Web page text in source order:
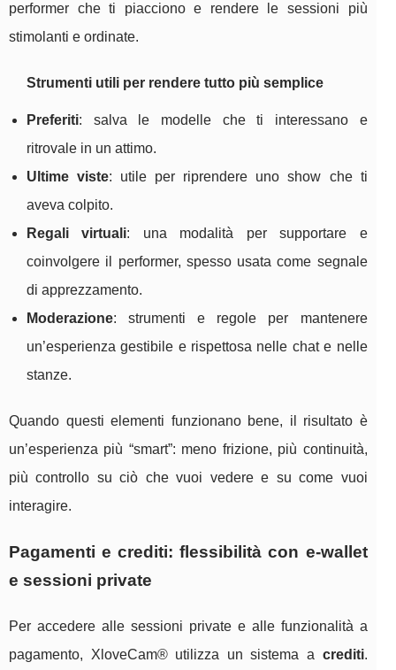
performer che ti piacciono e rendere le sessioni più
stimolanti e ordinate.
Strumenti utili per rendere tutto più semplice
Preferiti: salva le modelle che ti interessano e
ritrovale in un attimo.
Ultime viste: utile per riprendere uno show che ti
aveva colpito.
Regali virtuali: una modalità per supportare e
coinvolgere il performer, spesso usata come segnale
di apprezzamento.
Moderazione: strumenti e regole per mantenere
un’esperienza gestibile e rispettosa nelle chat e nelle
stanze.
Quando questi elementi funzionano bene, il risultato è
un’esperienza più “smart”: meno frizione, più continuità,
più controllo su ciò che vuoi vedere e su come vuoi
interagire.
Pagamenti e crediti: flessibilità con e-wallet
e sessioni private
Per accedere alle sessioni private e alle funzionalità a
pagamento, XloveCam® utilizza un sistema a crediti.